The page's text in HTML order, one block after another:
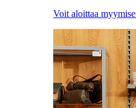
Voit aloittaa